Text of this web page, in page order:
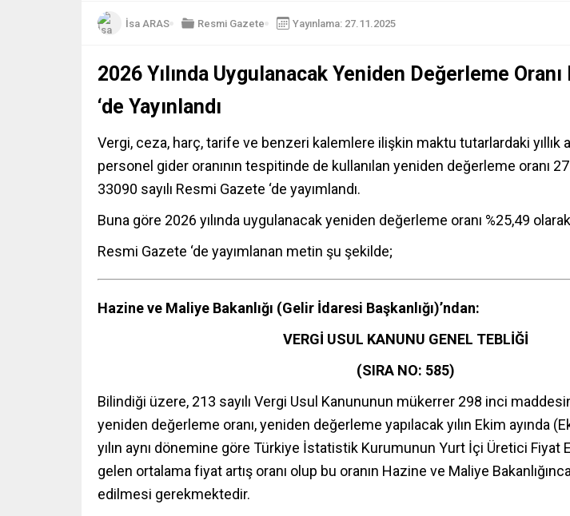
İsa ARAS Resmi Gazete Yayınlama: 27.11.2025
2026 Yılında Uygulanacak Yeniden Değerleme
‘de Yayınlandı
Vergi, ceza, harç, tarife ve benzeri kalemlere ilişkin maktu tutarlardaki yıllık
personel gider oranının tespitinde de kullanılan yeniden değerleme oranı
33090 sayılı Resmi Gazete ‘de yayımlandı.
Buna göre 2026 yılında uygulanacak yeniden değerleme oranı %25,49
Resmi Gazete ‘de yayımlanan metin şu şekilde;
Hazine ve Maliye Bakanlığı (Gelir İdaresi Başkanlığı)’ndan:
VERGİ USUL KANUNU GENEL TEBLİĞİ
(SIRA NO: 585)
Bilindiği üzere, 213 sayılı Vergi Usul Kanununun mükerrer 298 inci
yeniden değerleme oranı, yeniden değerleme yapılacak yılın Ekim ayında
yılın aynı dönemine göre Türkiye İstatistik Kurumunun Yurt İçi Üretici Fiyat
gelen ortalama fiyat artış oranı olup bu oranın Hazine ve Maliye
edilmesi gerekmektedir.